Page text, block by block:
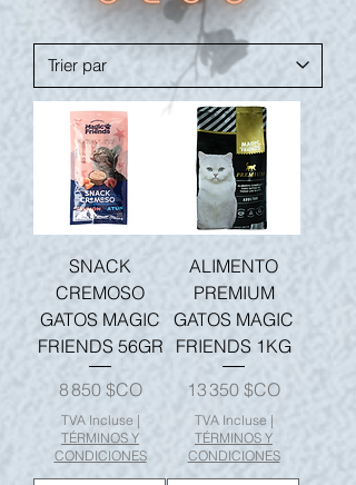
SNACK
CREMOSO
GATOS MAGIC
FRIENDS 56GR
Prix
8 850 $CO
TVA Incluse |
TÉRMINOS Y
CONDICIONES
ALIMENTO
PREMIUM
GATOS MAGIC
FRIENDS 1KG
Prix
13 350 $CO
TVA Incluse |
TÉRMINOS Y
CONDICIONES